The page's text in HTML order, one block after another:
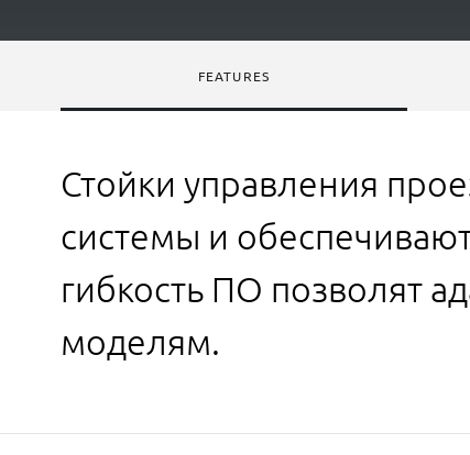
FEATURES
Стойки управления
системы и
гибкость ПО позволят
моделям.